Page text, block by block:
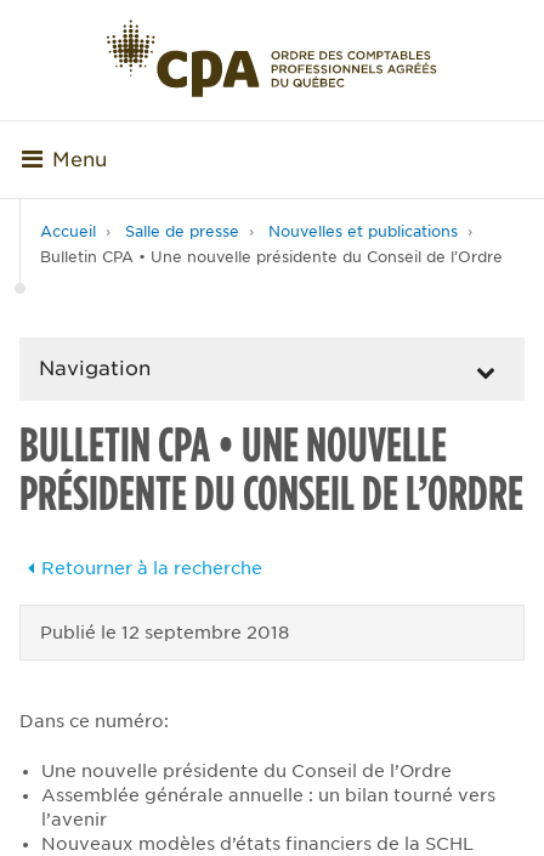
Menu
Accueil Salle de presse
Nouvelles et publications
Bulletin CPA • Une nouvelle présidente du Conseil de l’Ordre
Navigation
BULLETIN CPA • UNE NOUVELLE
PRÉSIDENTE DU CONSEIL DE L’ORDRE
Retourner à la recherche
Publié le 12 septembre 2018
Dans ce numéro:
Une nouvelle présidente du Conseil de l’Ordre
Assemblée générale annuelle : un bilan tourné vers
l’avenir
Nouveaux modèles d’états financiers de la SCHL